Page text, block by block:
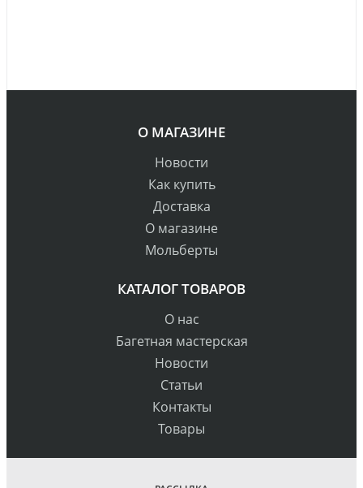
О МАГАЗИНЕ
Новости
Как купить
Доставка
О магазине
Мольберты
КАТАЛОГ ТОВАРОВ
О нас
Багетная мастерская
Новости
Статьи
Контакты
Товары